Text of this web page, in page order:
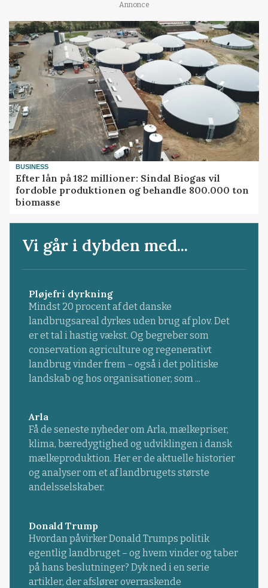
Annonce
BUSINESS
Efter lån på 182 millioner: Sindal Biogas vil
fordoble produktionen og behandle 800.000 ton
biomasse
Vi går i dybden med...
Pløjefri dyrkning
Mindst 20 procent af det danske
landbrugsareal dyrkes uden brug af plov. Det
er et tal i hastig vækst. Og begreber som
conservation agriculture og regenerativt
landbrug vinder frem – også i det politiske
landskab og hos organisationer, som ...
Arla
Få de seneste nyheder om Arla, mælkepriser,
klima, bæredygtighed og udviklingen i dansk
mælkeproduktion. Her er de aktuelle historier
og analyser om et af landbrugets største
andelsselskaber.
Donald Trump
Hvordan påvirker Donald Trumps politik
egentlig landbruget – og hvem vinder og taber
på hans beslutninger? Dyk ned i en serie
artikler, der afslører overraskende